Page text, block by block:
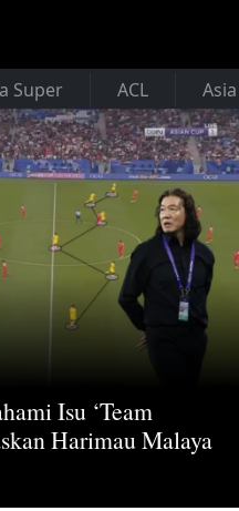
Super ACL
Isu ‘Team
Harimau Malaya